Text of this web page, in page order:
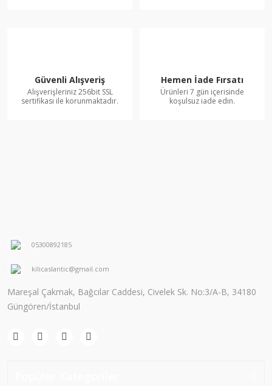
Güvenli Alışveriş
Alışverişleriniz 256bit SSL
sertifikası ile korunmaktadır.
Hemen İade Fırsatı
Ürünleri 7 gün içerisinde
koşulsuz iade edin.
05300892185
kilicaslantic@gmail.com
Mareşal Çakmak, Bağcılar Caddesi, Civelek Sk. No:3/A-B, 34180
Güngören/İstanbul